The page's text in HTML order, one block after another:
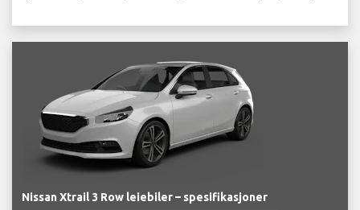
Nissan Xtrail 3 Row leiebiler – spesifikasjoner